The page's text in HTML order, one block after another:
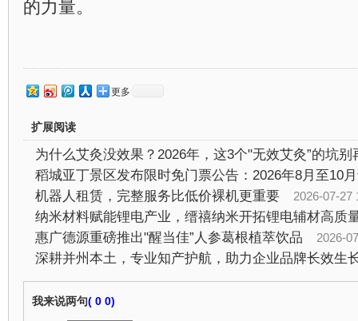
的力量。
更多
扩展阅读
为什么艾灸没效果？2026年，这3个"无效艾灸”的坑别
机器人租赁，完整服务比低价裸机更重要 2026-07-27
惠广德源重磅推出"醒当佳”人参葛根植萃饮品 2026-07-
深耕并州本土，专业知产护航，助力企业品牌长效生
我来说两句( 0 0)